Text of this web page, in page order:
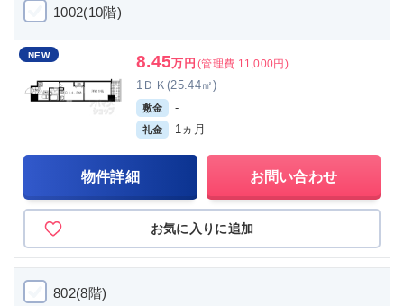
1002(10階)
NEW 8.45万円 (管理費 11,000円)
1ＤＫ(25.44㎡)
敷金 -
礼金 1ヵ月
物件詳細 お問い合わせ
お気に入りに追加
802(8階)